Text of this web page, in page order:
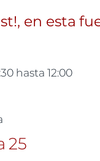
en esta
hasta12:00